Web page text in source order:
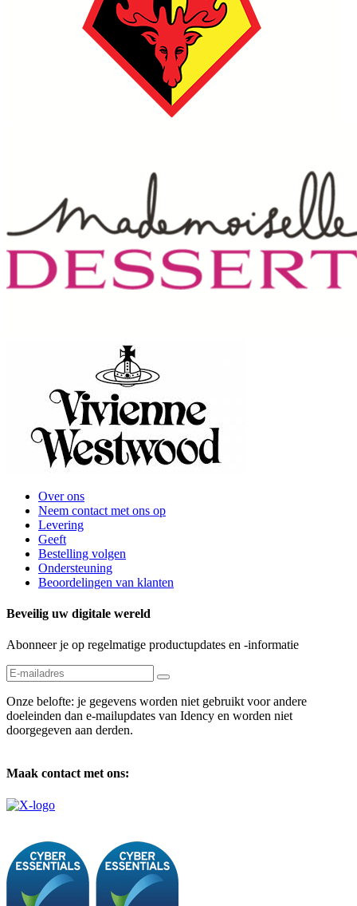
Over ons
Neem contact met ons op
Levering
Geeft
Bestelling volgen
Ondersteuning
Beoordelingen van klanten
Beveilig uw digitale wereld
Abonneer je op regelmatige productupdates en -informatie
Onze belofte: je gegevens worden niet gebruikt voor andere
doeleinden dan e-mailupdates van Idency en worden niet
doorgegeven aan derden.
Maak contact met ons: